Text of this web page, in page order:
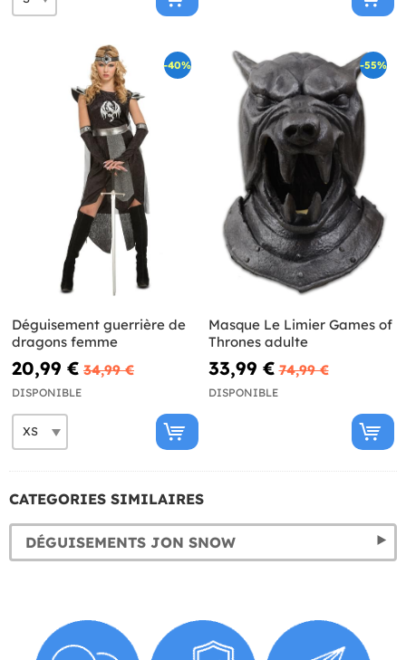
-40%
Déguisement guerrière de
dragons femme
20,99 € 34,99 €
DISPONIBLE
-55%
Masque Le Limier Games of
Thrones adulte
33,99 € 74,99 €
DISPONIBLE
CATEGORIES SIMILAIRES
DÉGUISEMENTS JON SNOW